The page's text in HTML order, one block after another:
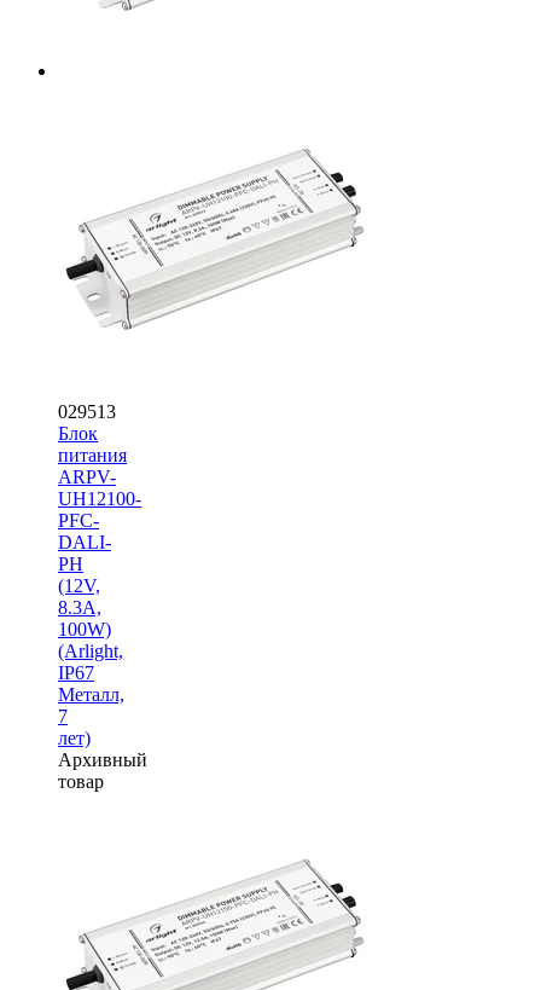
029513
Блок
питания
ARPV-
UH12100-
PFC-
DALI-
PH
(12V,
8.3A,
100W)
(Arlight,
IP67
Металл,
7
лет)
Архивный
товар